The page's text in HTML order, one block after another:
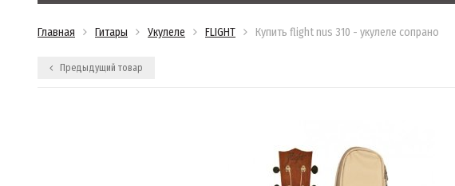
Главная Гитары Укулеле FLIGHT Купить flight nus 310 - укулеле сопрано
Предыдущий товар